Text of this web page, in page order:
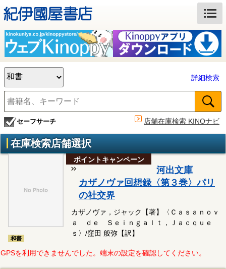
詳細検索
セーフサーチ 店舗在庫検索 KINOナビ
在庫検索店舗選択
和書
ポイントキャンペーン
河出文庫
カザノヴァ回想録〈第３巻〉パリ
の社交界
カザノヴァ，ジャック【著】〈Ｃａｓａｎｏｖ
ａ ｄｅ Ｓｅｉｎｇａｌｔ，Ｊａｃｑｕｅ
ｓ〉/窪田 般弥【訳】
GPSを利用できませんでした。端末の設定を確認してください。